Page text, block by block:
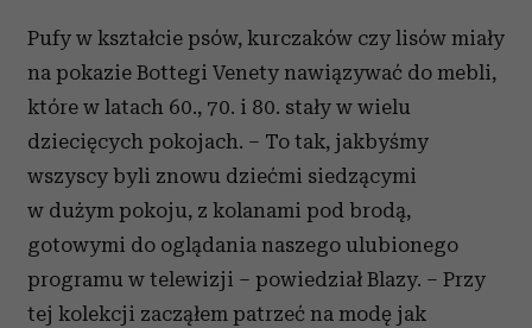
Pufy w kształcie psów, kurczaków czy lisów miały
na pokazie Bottegi Venety nawiązywać do mebli,
które w latach 60., 70. i 80. stały w wielu
dziecięcych pokojach. – To tak, jakbyśmy
wszyscy byli znowu dziećmi siedzącymi
w dużym pokoju, z kolanami pod brodą,
gotowymi do oglądania naszego ulubionego
programu w telewizji – powiedział Blazy. – Przy
tej kolekcji zacząłem patrzeć na modę jak